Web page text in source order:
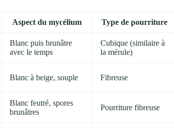
Aspect du mycélium Type de pourriture
Blanc puis brunâtre
avec le temps
Cubique (similaire à
la mérule)
Blanc à beige, souple Fibreuse
Blanc feutré, spores
brunâtres
Pourriture fibreuse